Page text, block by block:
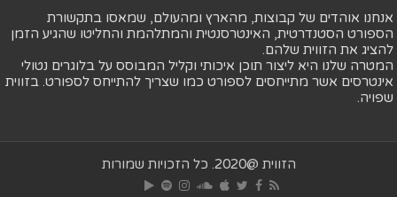
אנחנו אוהדים של קבוצות, מהארץ ומהעולם, שמאסו בתקשורת
הספורט הסטנדרטית, האינטרסנטית והמתלהמת והחליטו שהגיע הזמן
להציג את הזווית שלהם.
המטרה שלנו היא ליצור תוכן איכותי וקליל המבוסס על בלוגרים נטולי
אינטרסים אשר מתייחסים לספורט כמו שצריך להתייחס לספורט. בזווית
שפויה.
הזווית @2020. כל הזכויות שמורות